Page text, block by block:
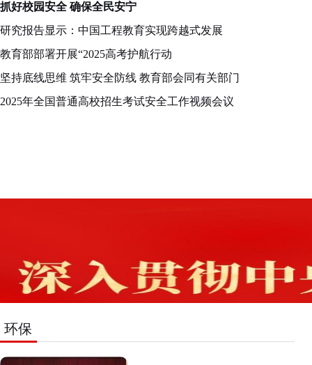
抓好校园安全 确保全民安宁
研究报告显示：中国工程教育实现跨越式发展
教育部部署开展“2025高考护航行动
坚持底线思维 筑牢安全防线 教育部会同有关部门
2025年全国普通高校招生考试安全工作视频会议
环保